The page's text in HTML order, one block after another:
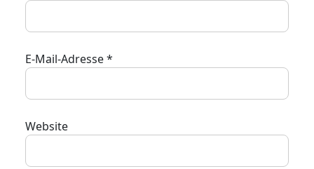
E-Mail-Adresse*
Website